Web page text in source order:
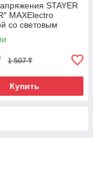
STAYER
MAXElectro
со световым
12-220В,
1 507 ₸
Купить